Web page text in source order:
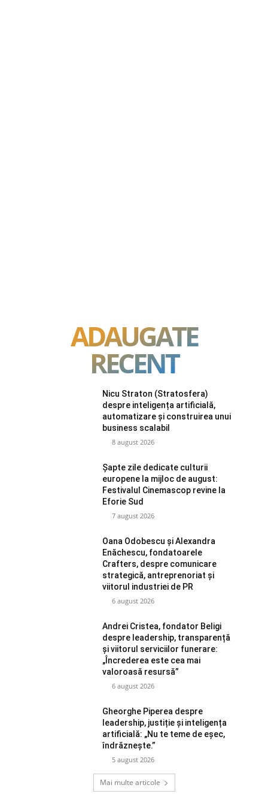
ADAUGATE
RECENT
Nicu Straton (Stratosfera)
despre inteligența artificială,
automatizare și construirea unui
business scalabil
8 august 2026
Șapte zile dedicate culturii
europene la mijloc de august:
Festivalul Cinemascop revine la
Eforie Sud
7 august 2026
Oana Odobescu și Alexandra
Enăchescu, fondatoarele
Crafters, despre comunicare
strategică, antreprenoriat și
viitorul industriei de PR
6 august 2026
Andrei Cristea, fondator Beligi
despre leadership, transparență
și viitorul serviciilor funerare:
„Încrederea este cea mai
valoroasă resursă”
6 august 2026
Gheorghe Piperea despre
leadership, justiție și inteligența
artificială: „Nu te teme de eșec,
îndrăznește.”
5 august 2026
Mai multe articole